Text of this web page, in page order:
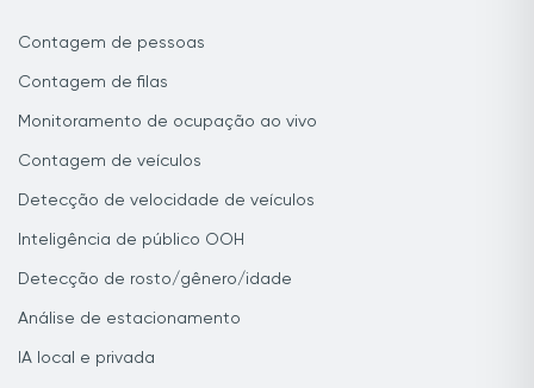
Contagem de pessoas
Contagem de filas
Monitoramento de ocupação ao vivo
Contagem de veículos
Detecção de velocidade de veículos
Inteligência de público OOH
Detecção de rosto/gênero/idade
Análise de estacionamento
IA local e privada